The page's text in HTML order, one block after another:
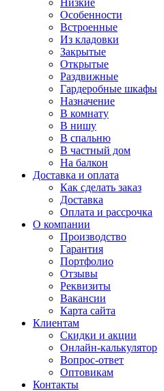
Низкие
Особенности
Встроенные
Из кладовки
Закрытые
Открытые
Раздвижные
Гардеробные шкафы
Назначение
В комнату
В нишу
В спальню
В частный дом
На балкон
Доставка и оплата
Как сделать заказ
Доставка
Оплата и рассрочка
О компании
Производство
Гарантия
Портфолио
Отзывы
Реквизиты
Вакансии
Карта сайта
Клиентам
Скидки и акции
Онлайн-калькулятор
Вопрос-ответ
Оптовикам
Контакты